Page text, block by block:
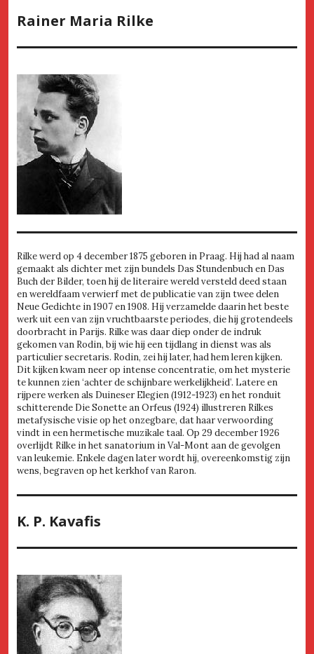
Rainer Maria Rilke
Rilke werd op 4 december 1875 geboren in Praag. Hij had al naam
gemaakt als dichter met zijn bundels Das Stundenbuch en Das
Buch der Bilder, toen hij de literaire wereld versteld deed staan
en wereldfaam verwierf met de publicatie van zijn twee delen
Neue Gedichte in 1907 en 1908. Hij verzamelde daarin het beste
werk uit een van zijn vruchtbaarste periodes, die hij grotendeels
doorbracht in Parijs. Rilke was daar diep onder de indruk
gekomen van Rodin, bij wie hij een tijdlang in dienst was als
particulier secretaris. Rodin, zei hij later, had hem leren kijken.
Dit kijken kwam neer op intense concentratie, om het mysterie
te kunnen zien ‘achter de schijnbare werkelijkheid’. Latere en
rijpere werken als Duineser Elegien (1912-1923) en het ronduit
schitterende Die Sonette an Orfeus (1924) illustreren Rilkes
metafysische visie op het onzegbare, dat haar verwoording
vindt in een hermetische muzikale taal. Op 29 december 1926
overlijdt Rilke in het sanatorium in Val-Mont aan de gevolgen
van leukemie. Enkele dagen later wordt hij, overeenkomstig zijn
wens, begraven op het kerkhof van Raron.
K. P. Kavafis